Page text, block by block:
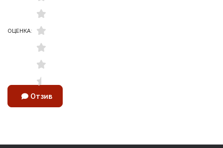
ОЦЕНКА:
Отзив